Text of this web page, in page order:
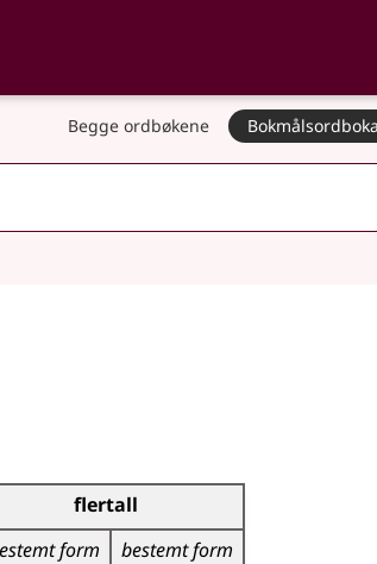
og
Begge ordbøkene Bokmålsordboka
flertall
form
bestemt form